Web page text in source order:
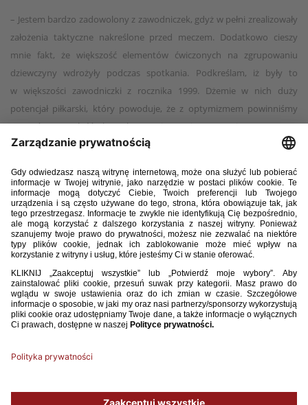
– Jestem bardzo zadowolony z zawodniczek, gdyż w pełni zrealizowały
założenia taktyczne nakreślone przed meczem. Dodatkowo cieszy
mnie fakt, że większość elementów ćwiczonych na zgrupowaniu
dziewczyny wdrożyły podczas spotkania. Podkreślam, iż były to
w większości zawodniczki z rocznika 1999. Dżemie w nich duży
potencjał piłkarski, który powoduje, że z optymizmem powinniśmy
patrzeć w przyszłość – komplementuje Marcin Kasprowicz.
Marcjanna, Marczewska Wiktoria, Kopińska Dominika, Słowińska
Klaudia, Parczewska Kasandra, Zawistowska Weronika, Miłek Klaudia,
Bukowska Sandra
II połowa: Osiecka Gabriela, Turkiewicz Anita, Nastaga Marta, Dubiel
Aleksandra, Tuszyńska Klaudia, Grala Małgorzata, Ossowska Marta,
Duda Ewa, Kucharska Agata (61’ Zawistowska Weronika), Fil Marta
(65’Miłek Klaudia), Bała Agata